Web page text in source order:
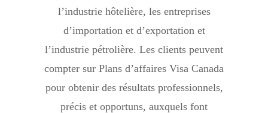
l’industrie hôtelière, les entreprises
d’importation et d’exportation et
l’industrie pétrolière. Les clients peuvent
compter sur Plans d’affaires Visa Canada
pour obtenir des résultats professionnels,
précis et opportuns, auxquels font